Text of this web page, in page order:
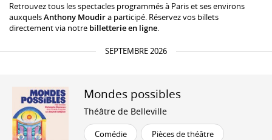
Retrouvez tous les spectacles programmés à Paris et ses environs
auxquelsAnthony Moudira participé. Réservez vos billets
directement via notre billetterie en ligne.
SEPTEMBRE 2026
Mondes possibles
Théâtre de Belleville
Comédie Pièces de théâtre